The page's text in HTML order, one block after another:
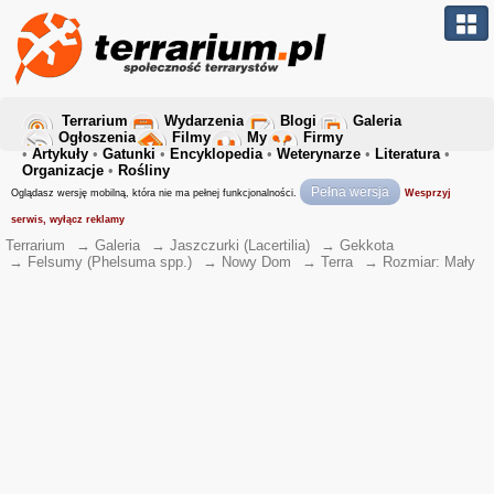
Terrarium Wydarzenia Blogi
Galeria
Ogłoszenia
Filmy My
Firmy
• Artykuły • Gatunki • Encyklopedia• Weterynarze • Literatura•
Organizacje • Rośliny
Oglądasz wersję mobilną, która nie ma pełnej funkcjonalności. Pełna wersja Wesprzyj
serwis, wyłącz reklamy
Terrarium → Galeria → Jaszczurki (Lacertilia) → Gekkota
→ Felsumy (Phelsuma spp.) → Nowy Dom → Terra → Rozmiar: Mały